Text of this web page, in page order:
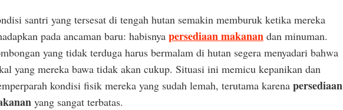
santri yang tersesat di tengah hutan semakin memburuk ketika mereka
pada ancaman baru: habisnya persediaan makanan dan minuman.
yang tidak terduga harus bermalam di hutan segera menyadari bahwa
yang mereka bawa tidak akan cukup. Situasi ini memicu kepanikan dan
kondisi fisik mereka yang sudah lemah, terutama karena persediaan
yang sangat terbatas.